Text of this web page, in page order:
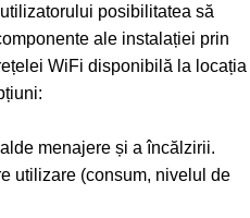
posibilitatea să
ale instalației prin
WiFi disponibilă la locația
menajere și a încălzirii.
utilizare (consum, nivelul de